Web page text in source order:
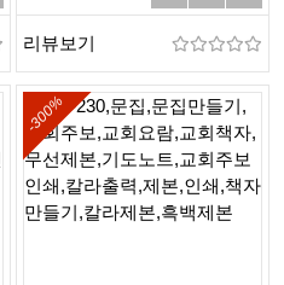
교회책자,교회요람,
리뷰보기
-300%